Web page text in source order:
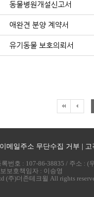
동물병원개설신고서
애완견 분양 계약서
유기동물 보호의뢰서
이메일주소 무단수집 거부 고
번호 : 107-86-38835 / 주소 :
보호책임자 : 이승영
(주)더존테크윌 All rights